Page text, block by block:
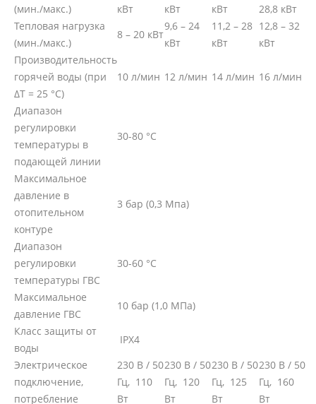
(мин./макс.)
кВт
кВт
кВт
28,8 кВт
Тепловая нагрузка
(мин./макс.)
8 – 20 кВт
9,6 – 24
кВт
11,2 – 28
кВт
12,8 – 32
кВт
Производительность
горячей воды (при
ΔT = 25 °C)
10 л/мин 12 л/мин 14 л/мин 16 л/мин
Диапазон
регулировки
температуры в
подающей линии
30-80 °C
Максимальное
давление в
отопительном
контуре
3 бар (0,3 Мпа)
Диапазон
регулировки
температуры ГВС
30-60 °C
Максимальное
давление ГВС
10 бар (1,0 МПа)
Класс защиты от
воды
IPX4
Электрическое
подключение,
потребление
230 В / 50
Гц, 110
Вт
230 В / 50
Гц, 120
Вт
230 В / 50
Гц, 125
Вт
230 В / 50
Гц, 160
Вт